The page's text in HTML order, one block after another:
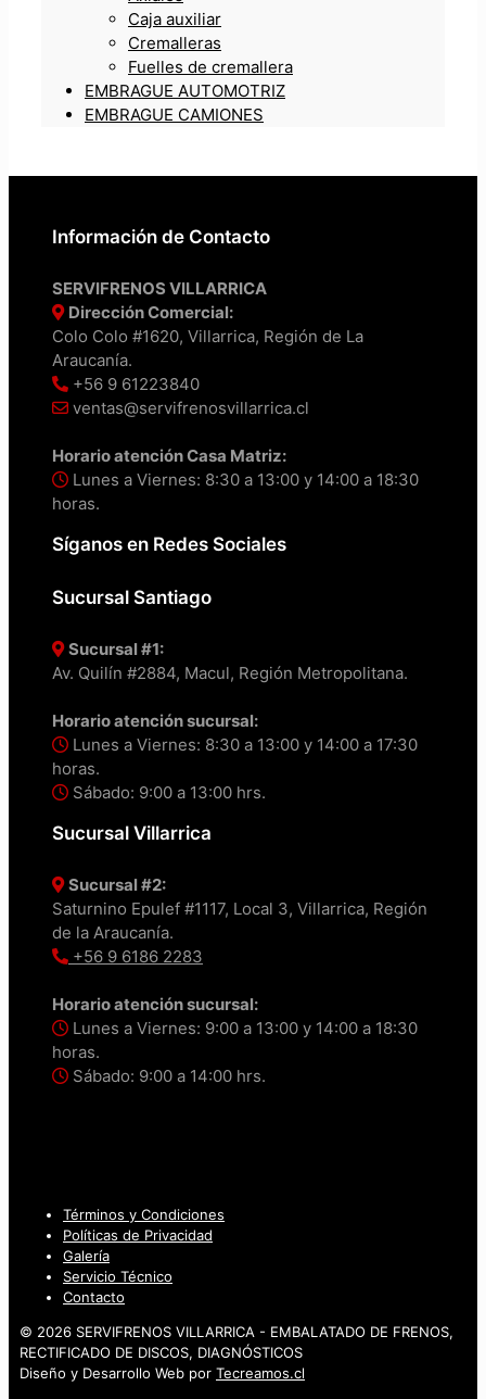
Caja auxiliar
Cremalleras
Fuelles de cremallera
EMBRAGUE AUTOMOTRIZ
EMBRAGUE CAMIONES
Información de Contacto
SERVIFRENOS VILLARRICA
Dirección Comercial:
Colo Colo #1620, Villarrica, Región de La
Araucanía.
+56 9 61223840
ventas@servifrenosvillarrica.cl
Horario atención Casa Matriz:
Lunes a Viernes: 8:30 a 13:00 y 14:00 a 18:30
horas.
Síganos en Redes Sociales
Sucursal Santiago
Sucursal #1:
Av. Quilín #2884, Macul, Región Metropolitana.
Horario atención sucursal:
Lunes a Viernes: 8:30 a 13:00 y 14:00 a 17:30
horas.
Sábado: 9:00 a 13:00 hrs.
Sucursal Villarrica
Sucursal #2:
Saturnino Epulef #1117, Local 3, Villarrica, Región
de la Araucanía.
+56 9 6186 2283
Horario atención sucursal:
Lunes a Viernes: 9:00 a 13:00 y 14:00 a 18:30
horas.
Sábado: 9:00 a 14:00 hrs.
Términos y Condiciones
Políticas de Privacidad
Galería
Servicio Técnico
Contacto
© 2026 SERVIFRENOS VILLARRICA - EMBALATADO DE FRENOS,
RECTIFICADO DE DISCOS, DIAGNÓSTICOS
Diseño y Desarrollo Web por Tecreamos.cl